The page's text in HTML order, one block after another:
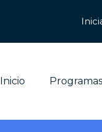
Inicio Programas